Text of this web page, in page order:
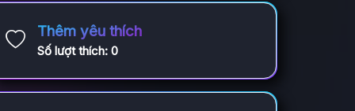
Thêm yêu thích
Số lượt thích: 0